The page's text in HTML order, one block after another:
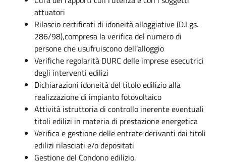
attuatori
Rilascio certificati di idoneità alloggiative (D.Lgs.
286/98),compresa la verifica del numero di
persone che usufruiscono dell’alloggio
Verifiche regolarità DURC delle imprese esecutrici
degli interventi edilizi
Dichiarazioni idoneità del titolo edilizio alla
realizzazione di impianto fotovoltaico
Attività istruttoria di controllo inerente eventuali
titoli edilizi in materia di prestazione energetica
Verifica e gestione delle entrate derivanti dai titoli
edilizi rilasciati e/o depositati
Gestione del Condono edilizio.